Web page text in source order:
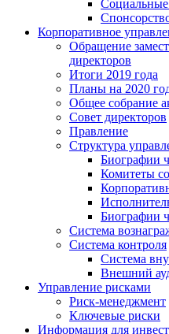
Корпоративное
Обращение
директоров
Итоги 2019 года
Планы на 2020
Общее собрание
Совет директоров
Правление
Структура
Биографии
Комитеты
Биографии
Система
Система контроля
Система
Внешний
Управление рисками
Риск-менеджмент
Ключевые риски
Информация для